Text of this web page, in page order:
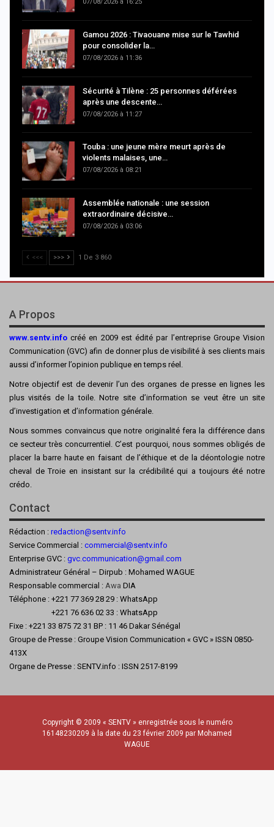
07/08/2026 à 16:25
Gamou 2026 : Tivaouane mise sur le Tawhid
pour consolider la…
07/08/2026 à 11:36
Sécurité à Tilène : 25 personnes déférées
après une descente…
07/08/2026 à 11:27
Touba : une jeune mère meurt après de
violents malaises, une…
07/08/2026 à 08:21
Assemblée nationale : une session
extraordinaire décisive…
07/08/2026 à 03:06
<<< >>> 1 De 3 860
A Propos
www.sentv.info créé en 2009 est édité par l’entreprise Groupe Vision
Communication (GVC) afin de donner plus de visibilité à ses clients mais
aussi d’informer l’opinion publique en temps réel.
Notre objectif est de devenir l’un des organes de presse en lignes les
plus visités de la toile. Notre site d’information se veut être un site
d’investigation et d’information générale.
Nous sommes convaincus que notre originalité fera la différence dans
ce secteur très concurrentiel. C’est pourquoi, nous sommes obligés de
placer la barre haute en faisant de l’éthique et de la déontologie notre
cheval de Troie en insistant sur la crédibilité qui a toujours été notre
crédo.
Contact
Rédaction : redaction@sentv.info
Service Commercial : commercial@sentv.info
Enterprise GVC : gvc.communication@gmail.com
Administrateur Général – Dirpub : Mohamed WAGUE
Responsable commercial : Awa DIA
Téléphone : +221 77 369 28 29 : WhatsApp
+221 76 636 02 33 : WhatsApp
Fixe : +221 33 875 72 31 BP : 11 46 Dakar Sénégal
Groupe de Presse : Groupe Vision Communication « GVC » ISSN 0850-
413X
Organe de Presse : SENTV.info : ISSN 2517-8199
Copyright © 2009 « SENTV » enregistrée sous le numéro
16148230209 à la date du 23 février 2009 par Mohamed
WAGUE